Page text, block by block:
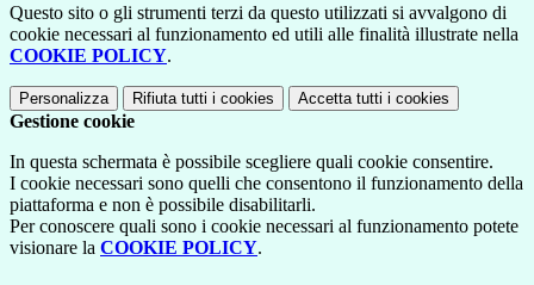
Questo sito o gli strumenti terzi da questo utilizzati si avvalgono di
cookie necessari al funzionamento ed utili alle finalità illustrate nella
COOKIE POLICY.
Personalizza Rifiuta tutti i cookies Accetta tutti i cookies
Gestione cookie
In questa schermata è possibile scegliere quali cookie consentire.
I cookie necessari sono quelli che consentono il funzionamento della
piattaforma e non è possibile disabilitarli.
Per conoscere quali sono i cookie necessari al funzionamento potete
visionare la COOKIE POLICY.